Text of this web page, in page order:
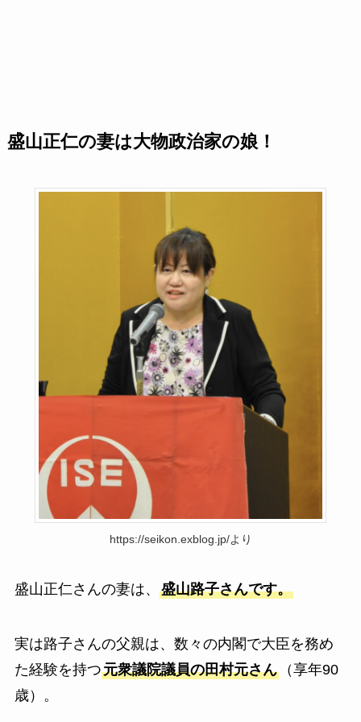
盛山正仁の妻は大物政治家の娘！
https://seikon.exblog.jp/より
盛山正仁さんの妻は、 盛山路子さんです。
実は路子さんの父親は、数々の内閣で大臣を務め
た経験を持つ元衆議院議員の田村元さん（享年90
歳）。